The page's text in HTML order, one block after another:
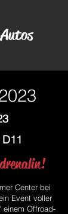
Center bei
Event voller
einem Offroad-